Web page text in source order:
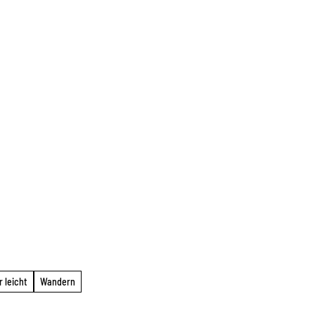
leicht Wandern